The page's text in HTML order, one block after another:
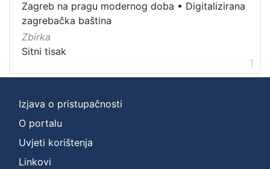
]
Zagreb na pragu modernog doba • Digitalizirana
zagrebačka baština
Zbirka
Sitni tisak
1
Izjava o pristupačnosti
O portalu
Uvjeti korištenja
Linkovi